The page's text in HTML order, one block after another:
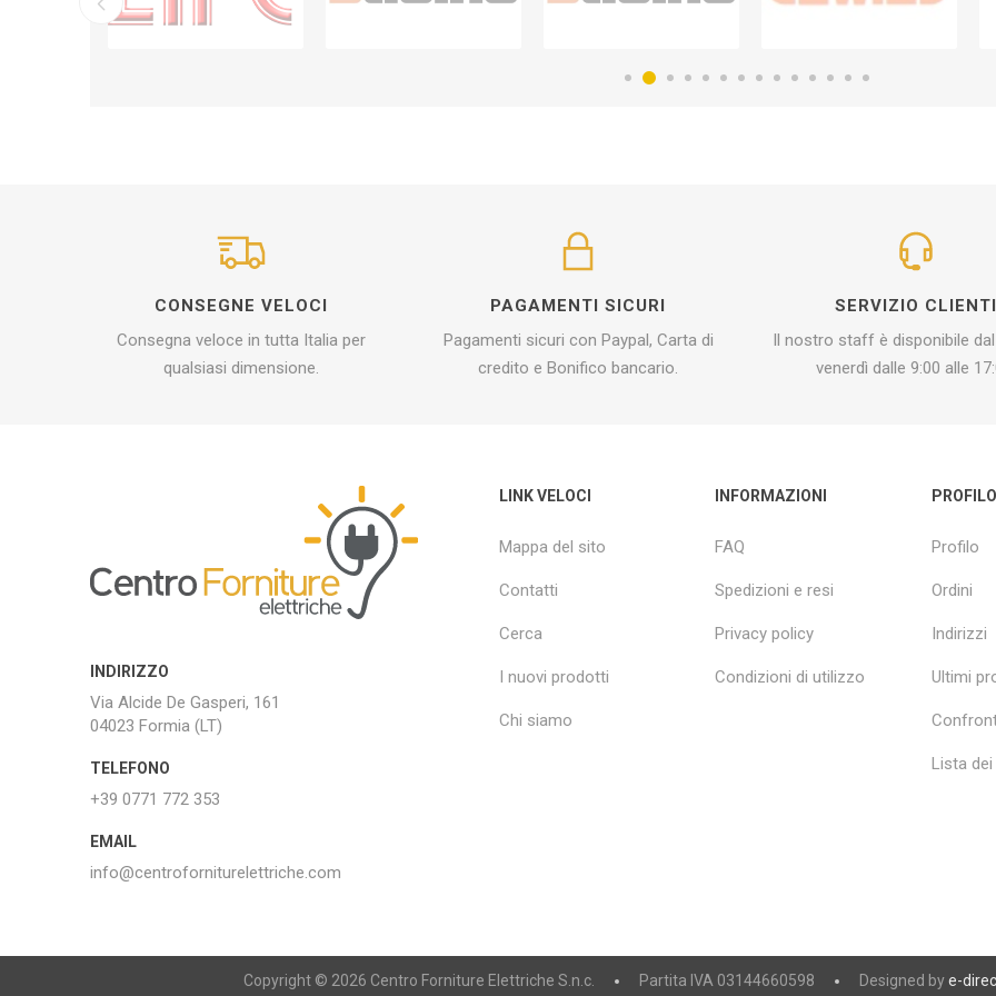
CONSEGNE VELOCI
Consegna veloce in tutta Italia per
qualsiasi dimensione.
PAGAMENTI SICURI
Pagamenti sicuri con Paypal, Carta di
credito e Bonifico bancario.
SERVIZIO CLIENTI
Il nostro staff è disponibile
venerdì dalle 9:00 alle
INDIRIZZO
Via Alcide De Gasperi, 161
04023 Formia (LT)
TELEFONO
+39 0771 772 353
EMAIL
info@centroforniturelettriche.com
LINK VELOCI
Mappa del sito
Contatti
Cerca
I nuovi prodotti
Chi siamo
INFORMAZIONI
FAQ
Spedizioni e resi
Privacy policy
Condizioni di utilizzo
PROFILO
Profilo
Ordini
Indirizzi
Ultimi
Lista
Copyright © 2026 Centro Forniture Elettriche S.n.c. Partita IVA 03144660598 Designed bye-